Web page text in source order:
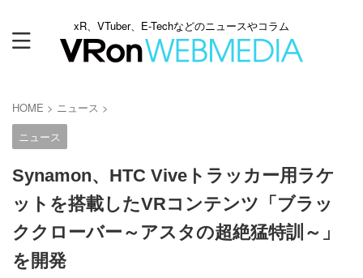
xR、VTuber、E-Techなどのニュースやコラム
HOME > ニュース >
ニュース
Synamon、HTC Viveトラッカー用ラケ
ットを搭載したVRコンテンツ「ブラッ
ククローバー～アスタの超絶猛特訓～」
を開発